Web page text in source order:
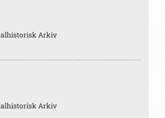
Arkiv
Arkiv